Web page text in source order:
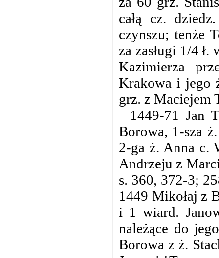
całą cz.
czynszu; tenże
za zasługi 1/4
Kazimierza
Krakowa i jego
grz. z Maciejem
1449-71 Jan
Borowa, 1-sza
2-ga ż. Anna c.
Andrzeju z
s. 360, 372-3;
1449 Mikołaj z
i 1 wiard.
należące do
Borowa z ż.